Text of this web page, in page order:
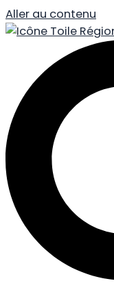
Aller au contenu